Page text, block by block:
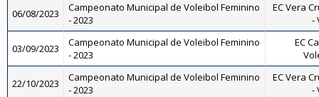
06/08/2023
Campeonato Municipal de Voleibol Feminino
- 2023
EC Vera
-
03/09/2023
Campeonato Municipal de Voleibol Feminino
- 2023
EC
22/10/2023
Campeonato Municipal de Voleibol Feminino
- 2023
EC Vera
-